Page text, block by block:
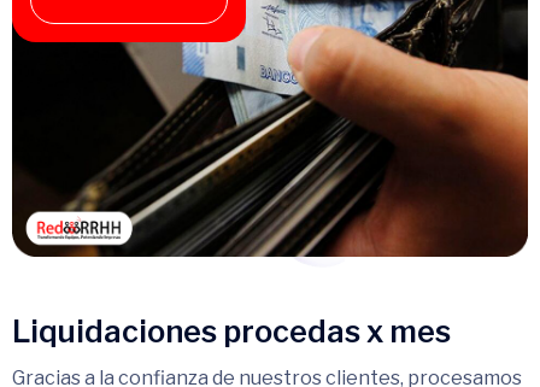
Liquidaciones procedas x mes
Gracias a la confianza de nuestros clientes, procesamos